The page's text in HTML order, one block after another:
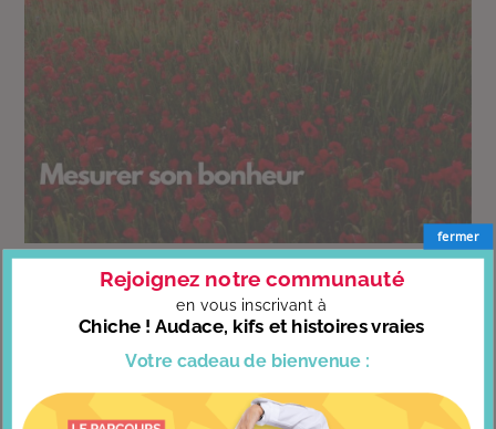
TOUS LES OUTILS
Votre cadeaude bienvenue :
Rejoignez notre communauté
en vous inscrivant à
Chiche ! Audace, kifs et histoires vraies
fermer